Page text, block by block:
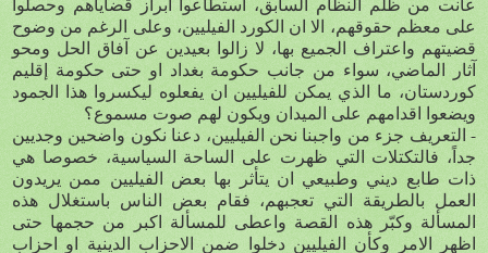
على معظم حقوقهم، الا ان الكورد الفيليين، وعلى الرغم من وضوح
قضيتهم واعتراف الجميع بها، لا زالوا بعيدين عن آفاق الحل ومحو
آثار الماضي، سواء من جانب حكومة بغداد او حتى حكومة إقليم
كوردستان، ما الذي يمكن للفيليين ان يفعلوه ليكسروا هذا الجمود
ويضعوا اقدامهم على الميدان ويكون لهم صوت مسموع؟
- التعريف جزء من واجبنا نحن الفيليين، دعنا نكون واضحين وجديين
جداً، فالتكتلات التي ظهرت على الساحة السياسية، خصوصا هي
ذات طابع ديني وطبيعي ان يتأثر بها بعض الفيليين ممن يريدون
العمل بالطريقة التي تعجبهم، فقام بعض الناس باستغلال هذه
المسألة وكبّر هذه القصة واعطى للمسألة اكبر من حجمها حتى
اظهر الامر وكأن الفيليين دخلوا ضمن الاحزاب الدينية او احزاب